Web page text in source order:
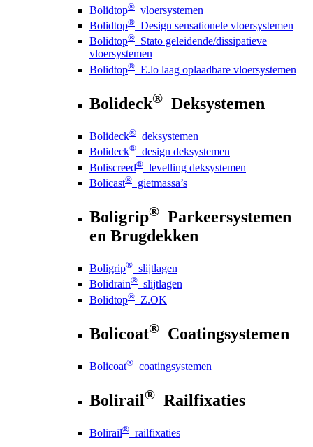
Bolidtop® vloersystemen
Bolidtop® Design sensationele vloersystemen
Bolidtop® Stato geleidende/dissipatieve
vloersystemen
Bolidtop® E.lo laag oplaadbare vloersystemen
Bolideck® Deksystemen
Bolideck® deksystemen
Bolideck® design deksystemen
Boliscreed® levelling deksystemen
Bolicast® gietmassa’s
Boligrip® Parkeersystemen
en Brugdekken
Boligrip® slijtlagen
Bolidrain® slijtlagen
Bolidtop® Z.OK
Bolicoat® Coatingsystemen
Bolicoat® coatingsystemen
Bolirail® Railfixaties
Bolirail® railfixaties